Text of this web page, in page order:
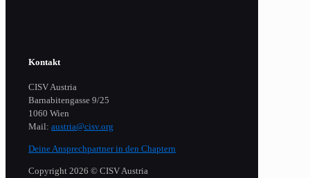
Kontakt
CISV Austria
Barnabitengasse 9/25
1060 Wien
Mail: austria@cisv.org
Deine Ansprechpartner in den Chaptern
Copyright 2026 © CISV Austria